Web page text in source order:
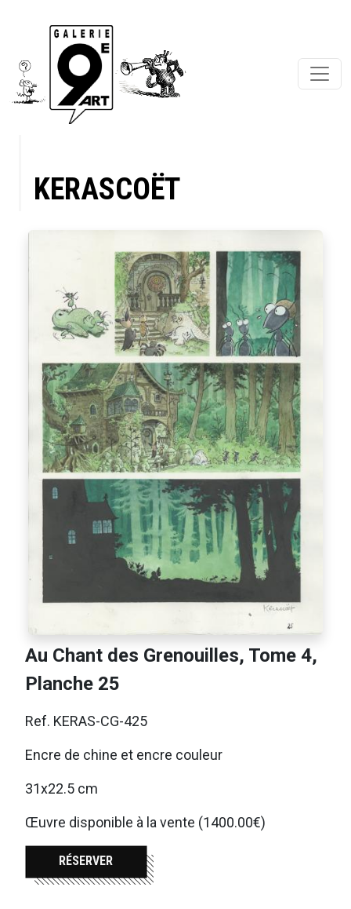
KERASCOËT
Au Chant des Grenouilles, Tome 4,
Planche 25
Ref. KERAS-CG-425
Encre de chine et encre couleur
31x22.5 cm
Œuvre disponible à la vente (1400.00€)
RÉSERVER